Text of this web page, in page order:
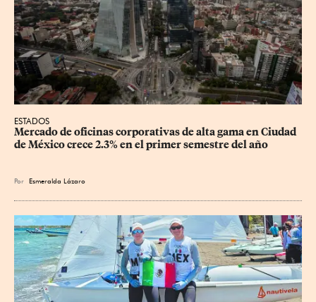
ESTADOS
Mercado de oficinas corporativas de alta gama en Ciudad
de México crece 2.3% en el primer semestre del año
Por Esmeralda Lázaro